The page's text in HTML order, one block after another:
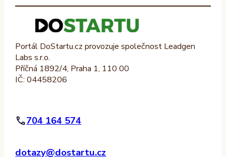
Portál DoStartu.cz provozuje společnost Leadgen
Labs s.r.o.
Příčná 1892/4, Praha 1, 110 00
IČ: 04458206
704 164 574
dotazy@dostartu.cz